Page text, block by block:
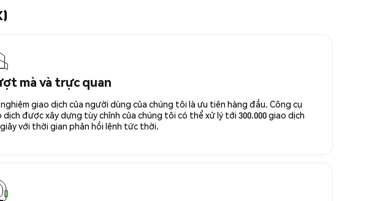
mà và trực quan
nghiệm giao dịch của người dùng của chúng tôi là ưu tiên hàng đầu. Công cụ
dịch được xây dựng tùy chỉnh của chúng tôi có thể xử lý tới 300.000 giao dịch
với thời gian phản hồi lệnh tức thời.